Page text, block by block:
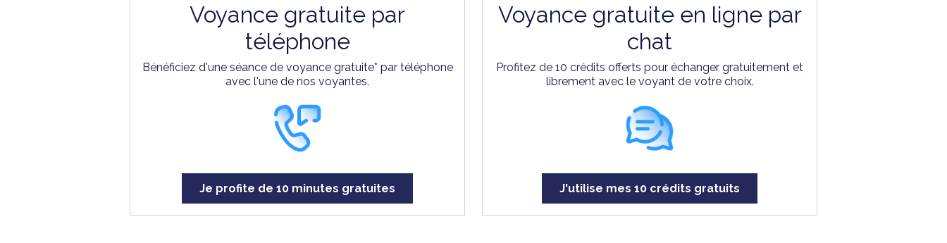
Voyance gratuite par
téléphone
Bénéficiez d'une séance de voyance gratuite* par téléphone
avec l'une de nos voyantes.
Je profite de 10 minutes gratuites
Voyance gratuite en ligne par
chat
Profitez de 10 crédits offerts pour échanger gratuitement et
librement avec le voyant de votre choix.
J'utilise mes 10 crédits gratuits